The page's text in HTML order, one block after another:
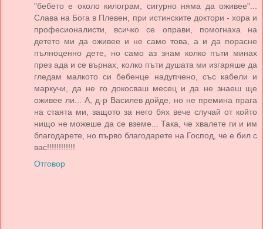
"бебето е около килограм, сигурно няма да оживее"...
Слава на Бога в Плевен, при истинските доктори - хора и
професионалисти, всичко се оправи, помогнаха на
детето ми да оживее и не само това, а и да порасне
пълноценно дете, но само аз знам колко пъти минах
през ада и се върнах, колко пъти душата ми изгаряше да
гледам малкото си бебенце надупчено, със кабели и
маркучи, да не го докосваш месец и да не знаеш ще
оживее ли... А, д-р Василев дойде, но не премина прага
на стаята ми, защото за него бях вече случай от който
нищо не можеше да се вземе... Така, че хвалете ги и им
благодарете, но първо благодарете на Господ, че е бил с
вас!!!!!!!!!!!!
Отговор